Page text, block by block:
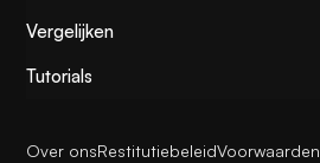
Vergelijken
Tutorials
Over onsRestitutiebeleidVoorwaarden